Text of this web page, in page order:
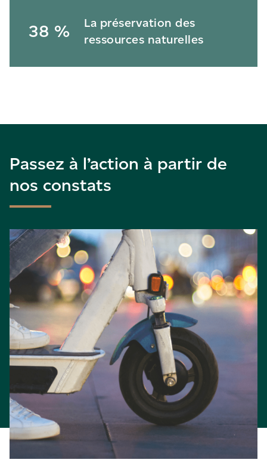
38 %
La préservation des
ressources naturelles
Passez à l’action à partir de
nos constats